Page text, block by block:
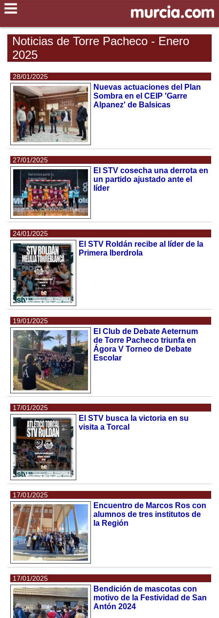
Noticias de Torre Pacheco - Enero
2025
28/01/2025
Nuevas actuaciones del Plan
Sombra en el CEIP 'Garre
Alpanez' de Balsicas
27/01/2025
El STV cosecha una derrota en
un partido ajustado ante el
líder
24/01/2025
El STV Roldán recibe al líder de la
Primera Iberdrola
19/01/2025
El Club de Debate Aeternum
de Torre Pacheco triunfa en
Ágora V Torneo de Debate
Escolar
17/01/2025
El STV busca la victoria en su
visita a Torcal
17/01/2025
Encuentro de Marcos Ros con
alumnos de tres institutos de
la Región
17/01/2025
Bendición de mascotas con
motivo de la Festividad de San
Antón 2024